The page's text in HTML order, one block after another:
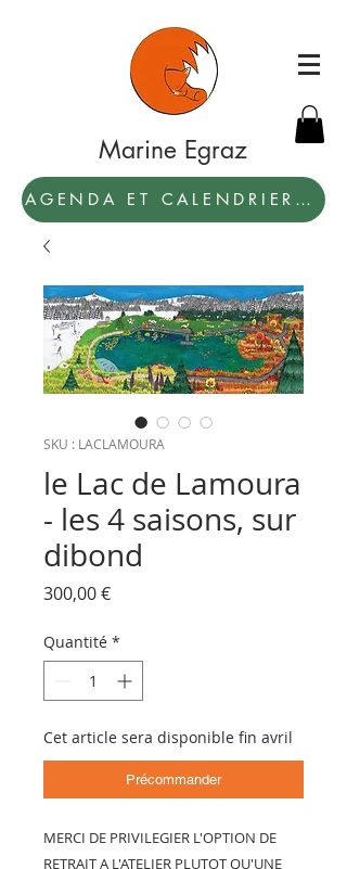
Marine Egraz
AGENDA ET CALENDRIER 2027: PAR ICI !
SKU : LACLAMOURA
le Lac de Lamoura
- les 4 saisons, sur
dibond
300,00 €Prix
Quantité *
Cet article sera disponible fin avril
Précommander
MERCI DE PRIVILEGIER L'OPTION DE
RETRAIT A L'ATELIER PLUTOT QU'UNE